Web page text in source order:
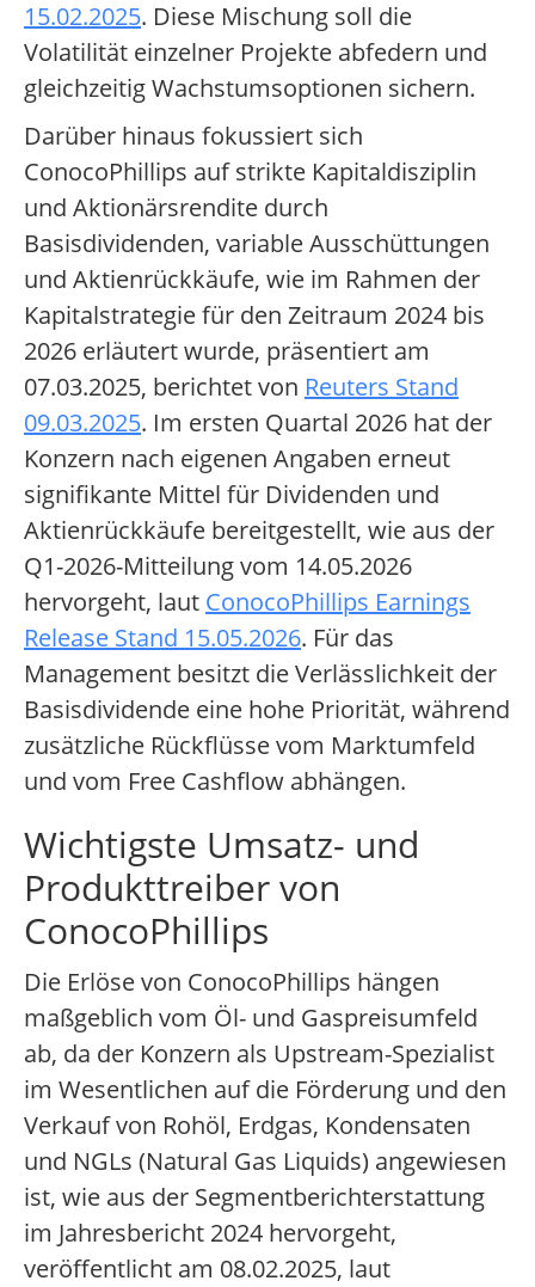
15.02.2025. Diese Mischung soll die
Volatilität einzelner Projekte abfedern und
gleichzeitig Wachstumsoptionen sichern.
Darüber hinaus fokussiert sich
ConocoPhillips auf strikte Kapitaldisziplin
und Aktionärsrendite durch
Basisdividenden, variable Ausschüttungen
und Aktienrückkäufe, wie im Rahmen der
Kapitalstrategie für den Zeitraum 2024 bis
2026 erläutert wurde, präsentiert am
07.03.2025, berichtet von Reuters Stand
09.03.2025. Im ersten Quartal 2026 hat der
Konzern nach eigenen Angaben erneut
signifikante Mittel für Dividenden und
Aktienrückkäufe bereitgestellt, wie aus der
Q1-2026-Mitteilung vom 14.05.2026
hervorgeht, laut ConocoPhillips Earnings
Release Stand 15.05.2026. Für das
Management besitzt die Verlässlichkeit der
Basisdividende eine hohe Priorität, während
zusätzliche Rückflüsse vom Marktumfeld
und vom Free Cashflow abhängen.
Wichtigste Umsatz- und
Produkttreiber von
ConocoPhillips
Die Erlöse von ConocoPhillips hängen
maßgeblich vom Öl- und Gaspreisumfeld
ab, da der Konzern als Upstream-Spezialist
im Wesentlichen auf die Förderung und den
Verkauf von Rohöl, Erdgas, Kondensaten
und NGLs (Natural Gas Liquids) angewiesen
ist, wie aus der Segmentberichterstattung
im Jahresbericht 2024 hervorgeht,
veröffentlicht am 08.02.2025, laut